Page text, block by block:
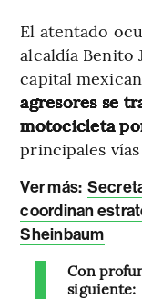
El atentado
alcaldía Benito
capital
agresores se
motocicleta
principales
Ver más:
coordinan
Sheinbaum
Con
siguiente: